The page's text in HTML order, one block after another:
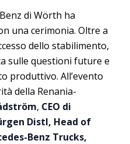
di Wörth ha
una cerimonia. Oltre a
dello stabilimento,
sulle questioni future e
produttivo. All’evento
della Renania-
, CEO di
Distl, Head of
Benz Trucks,